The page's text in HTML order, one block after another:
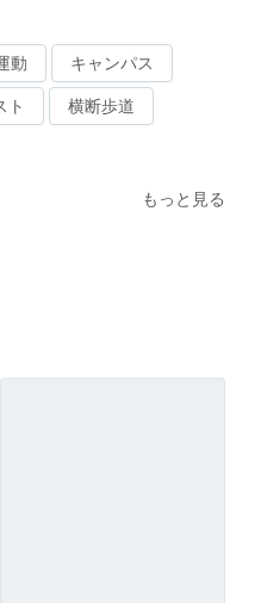
動 キャンパス
ト 横断歩道
もっと見る